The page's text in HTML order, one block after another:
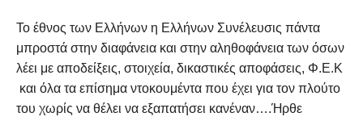
Το έθνος των Ελλήνων η Ελλήνων Συνέλευσις πάντα
μπροστά στην διαφάνεια και στην αληθοφάνεια των όσων
λέει με αποδείξεις, στοιχεία, δικαστικές αποφάσεις, Φ.Ε.Κ
και όλα τα επίσημα ντοκουμέντα που έχει για τον πλούτο
του χωρίς να θέλει να εξαπατήσει κανέναν….Ήρθε